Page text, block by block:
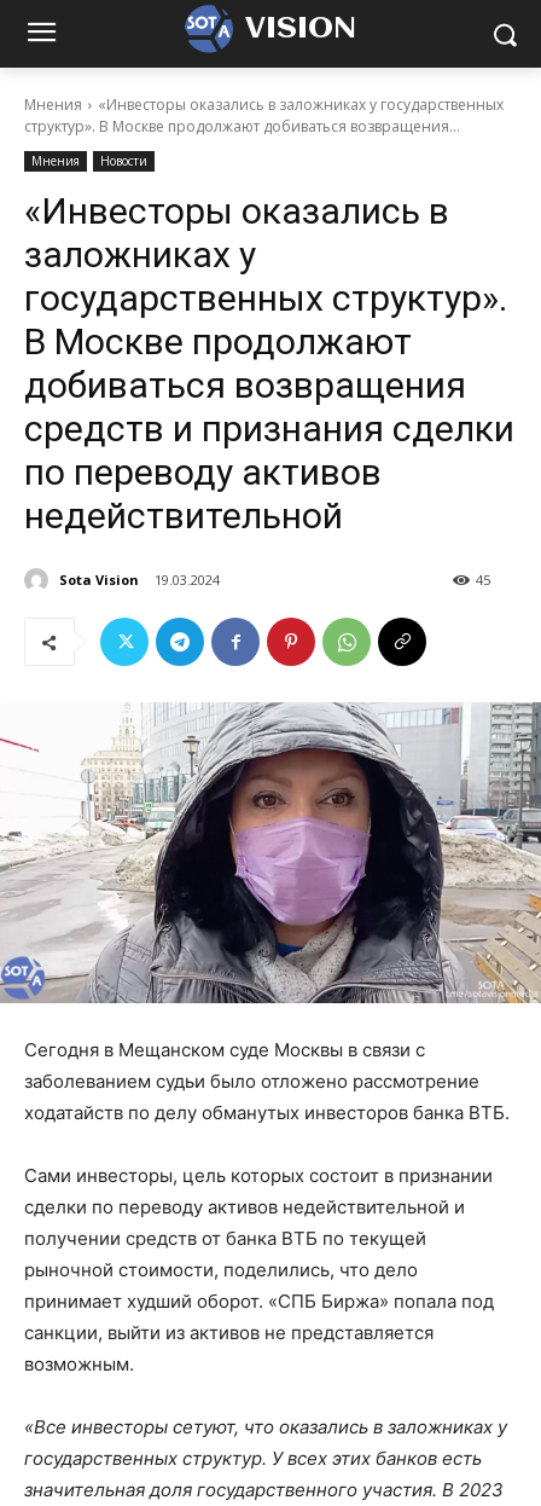
VISION
Мнения
«Инвесторы оказались в заложниках у государственных
структур». В Москве продолжают добиваться возвращения...
Мнения Новости
«Инвесторы оказались в
заложниках у
государственных структур».
В Москве продолжают
добиваться возвращения
средств и признания сделки
по переводу активов
недействительной
Sota Vision 19.03.2024 45
Сегодня в Мещанском суде Москвы в связи с
заболеванием судьи было отложено рассмотрение
ходатайств по делу обманутых инвесторов банка ВТБ.
Сами инвесторы, цель которых состоит в признании
сделки по переводу активов недействительной и
получении средств от банка ВТБ по текущей
рыночной стоимости, поделились, что дело
принимает худший оборот. «СПБ Биржа» попала под
санкции, выйти из активов не представляется
возможным.
«Все инвесторы сетуют, что оказались в заложниках у
государственных структур. У всех этих банков есть
значительная доля государственного участия. В 2023